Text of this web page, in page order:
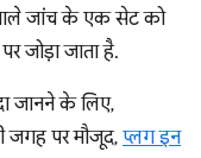
जांच के एक सेट को
जोड़ा जाता है.
जानने के लिए,
जगह पर मौजूद,प्लग इन